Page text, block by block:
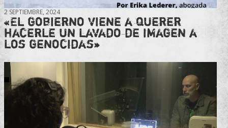
2 SEPTIEMBRE, 2024
«El gobierno viene a querer
hacerle un lavado de imagen a
los genocidas»